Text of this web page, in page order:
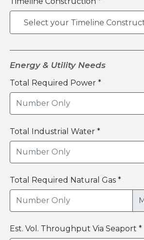
Energy & Utility Needs
Total Required Power *
Total Industrial Water *
Total Required Natural Gas *
Est. Vol. Throughput Via Seaport *